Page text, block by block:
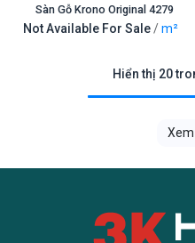
Sàn Gỗ Krono Original 4279
Not Available For Sale/m²
Hiển thị 20